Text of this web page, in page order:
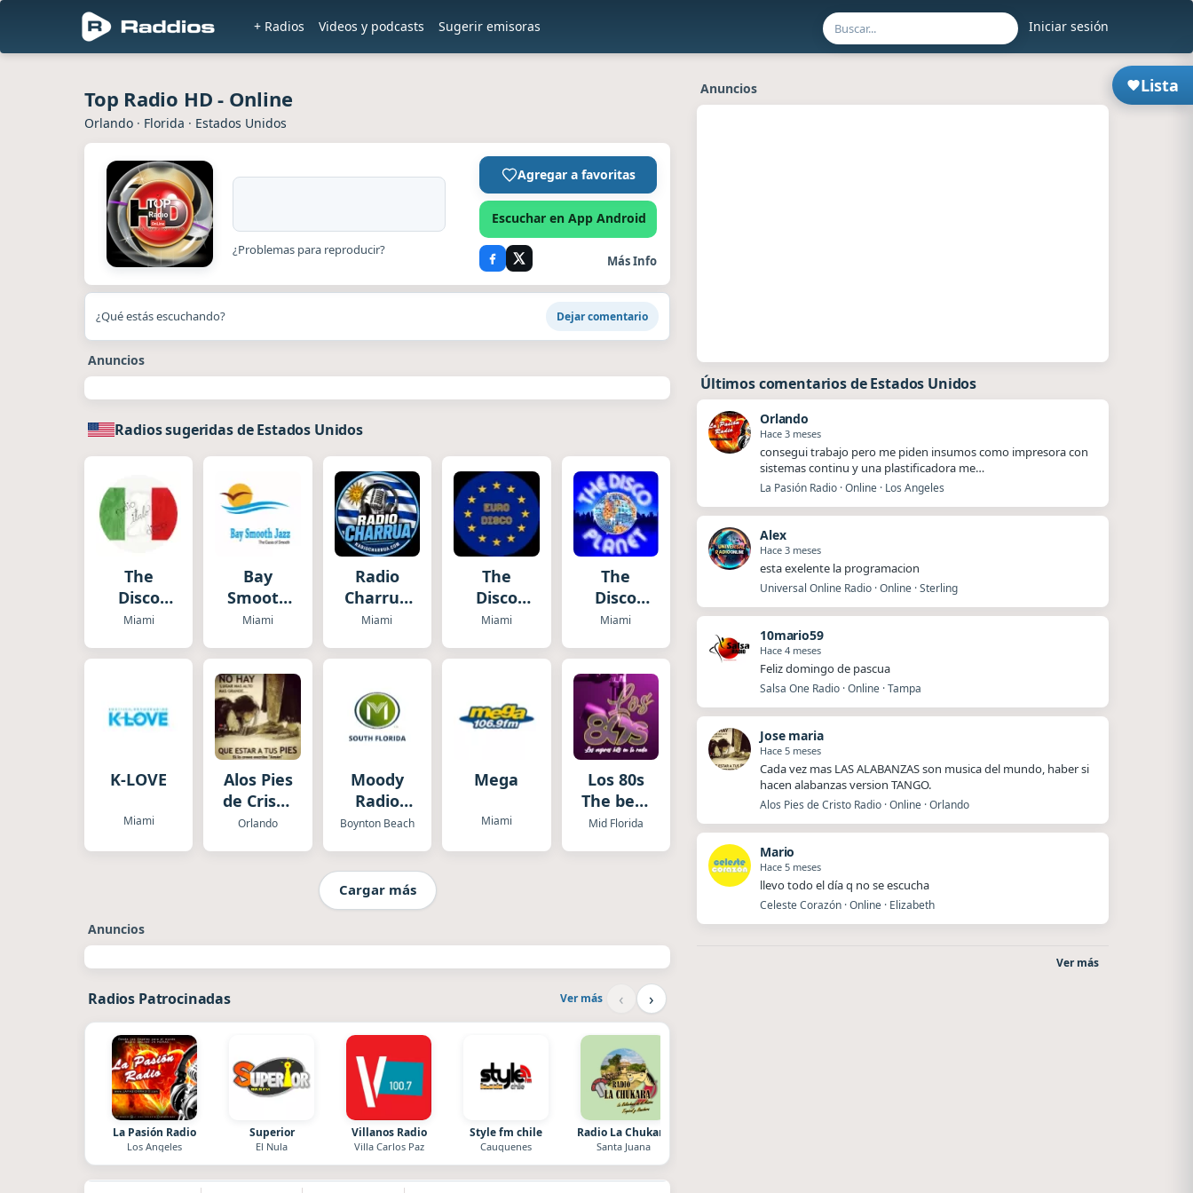
Iniciar sesión
+ Radios Videos y podcasts Sugerir emisoras
Lista
Top Radio HD - Online
Orlando · Florida · Estados Unidos
¿Problemas para reproducir?
Agregar a favoritas
Escuchar en App Android
Más Info
¿Qué estás escuchando? Dejar comentario
Anuncios
Radios sugeridas de Estados Unidos
The
Disco
Paradise
Disco
Miami
Bay
Smooth
Jazz
Miami
Radio
Charrua
USA
Miami
The
Disco
Paradise
Disco
Miami
The
Disco
Planet
Miami
K-LOVE
Miami
Alos Pies
de Cristo
Radio
Orlando
Moody
Radio
South
Boynton Beach
Mega
Miami
Los 80s
The best
of classic
Mid Florida
Cargar más
Anuncios
Radios Patrocinadas Ver más ‹ ›
La Pasión Radio
Los Angeles
Superior
El Nula
Villanos Radio
Villa Carlos Paz
Style fm chile
Cauquenes
Radio La Chukara
Santa Juana
Anuncios
Últimos comentarios de Estados Unidos
Orlando
Hace 3 meses
​​consegui trabajo pero me piden insumos como impresora con
sistemas continu y una plastificadora me…
La Pasión Radio · Online · Los Angeles
Alex
Hace 3 meses
esta exelente la programacion
Universal Online Radio · Online · Sterling
10mario59
Hace 4 meses
Feliz domingo de pascua
Salsa One Radio · Online · Tampa
Jose maria
Hace 5 meses
Cada vez mas LAS ALABANZAS son musica del mundo, haber si
hacen alabanzas version TANGO.
Alos Pies de Cristo Radio · Online · Orlando
Mario
Hace 5 meses
llevo todo el día q no se escucha
Celeste Corazón · Online · Elizabeth
Ver más